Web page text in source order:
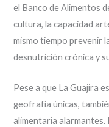
el Banco de Alimentos
cultura, la capacidad
mismo tiempo prevenir
desnutrición crónica y
Pese a que La Guajira
geofrafía únicas,
alimentaria alarmantes.